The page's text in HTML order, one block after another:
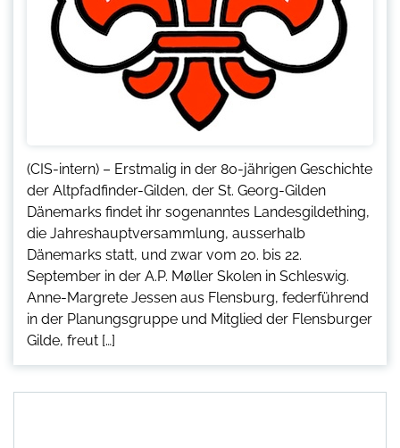
(CIS-intern) – Erstmalig in der 80-jährigen Geschichte
der Altpfadfinder-Gilden, der St. Georg-Gilden
Dänemarks findet ihr sogenanntes Landesgildething,
die Jahreshauptversammlung, ausserhalb
Dänemarks statt, und zwar vom 20. bis 22.
September in der A.P. Møller Skolen in Schleswig.
Anne-Margrete Jessen aus Flensburg, federführend
in der Planungsgruppe und Mitglied der Flensburger
Gilde, freut […]